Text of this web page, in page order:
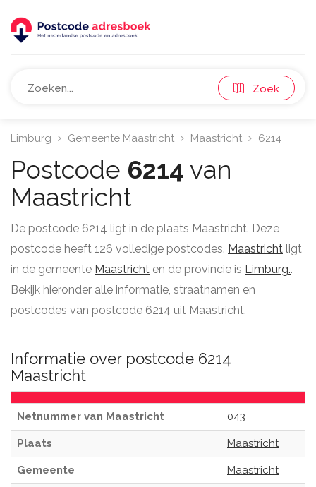
Zoek
Limburg Gemeente Maastricht Maastricht 6214
Postcode 6214 van
Maastricht
De postcode 6214 ligt in de plaats Maastricht. Deze
postcode heeft 126 volledige postcodes. Maastricht ligt
in de gemeente Maastricht en de provincie is Limburg..
Bekijk hieronder alle informatie, straatnamen en
postcodes van postcode 6214 uit Maastricht.
Informatie over postcode 6214
Maastricht
Netnummer van Maastricht 043
Plaats Maastricht
Gemeente Maastricht